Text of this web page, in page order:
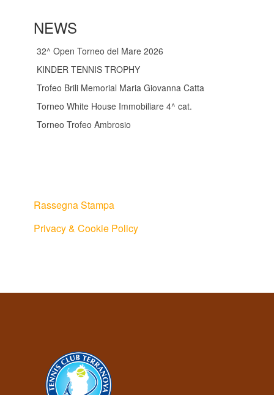
NEWS
32^ Open Torneo del Mare 2026
KINDER TENNIS TROPHY
Trofeo Brili Memorial Maria Giovanna Catta
Torneo White House Immobiliare 4^ cat.
Torneo Trofeo Ambrosio
Rassegna Stampa
Privacy & Cookie Policy